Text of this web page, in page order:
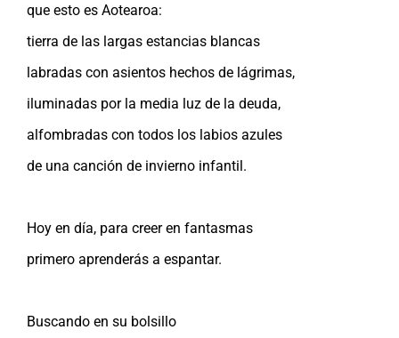
que esto es Aotearoa:
tierra de las largas estancias blancas
labradas con asientos hechos de lágrimas,
iluminadas por la media luz de la deuda,
alfombradas con todos los labios azules
de una canción de invierno infantil.
Hoy en día, para creer en fantasmas
primero aprenderás a espantar.
Buscando en su bolsillo